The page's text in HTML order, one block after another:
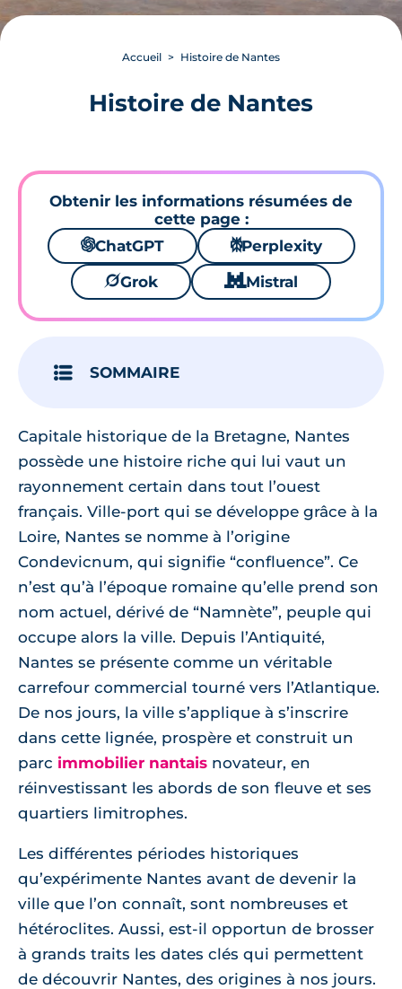
Accueil Histoire de Nantes
Histoire de Nantes
Obtenir les informations résumées de
cette page :
🌌ChatGPT ⚙Perplexity
🪐Grok 🐱 Mistral
SOMMAIRE
Capitale historique de la Bretagne, Nantes
possède une histoire riche qui lui vaut un
rayonnement certain dans tout l’ouest
français. Ville-port qui se développe grâce à la
Loire, Nantes se nomme à l’origine
Condevicnum, qui signifie “confluence”. Ce
n’est qu’à l’époque romaine qu’elle prend son
nom actuel, dérivé de “Namnète”, peuple qui
occupe alors la ville. Depuis l’Antiquité,
Nantes se présente comme un véritable
carrefour commercial tourné vers l’Atlantique.
De nos jours, la ville s’applique à s’inscrire
dans cette lignée, prospère et construit un
parc immobilier nantais novateur, en
réinvestissant les abords de son fleuve et ses
quartiers limitrophes.
Les différentes périodes historiques
qu’expérimente Nantes avant de devenir la
ville que l’on connaît, sont nombreuses et
hétéroclites. Aussi, est-il opportun de brosser
à grands traits les dates clés qui permettent
de découvrir Nantes, des origines à nos jours.